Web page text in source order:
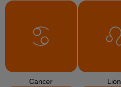
Cancer Lion